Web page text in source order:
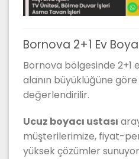
Bornova 2+1 Ev
Bornova bölgesinde 2+1
alanın büyüklüğüne göre
değerlendirilir.
Ucuz boyacı ustası
müşterilerimize, fiyat-
yüksek çözümler